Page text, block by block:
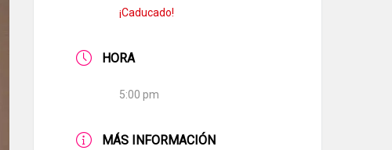
¡Caducado!
HORA
5:00 pm
MÁS INFORMACIÓN